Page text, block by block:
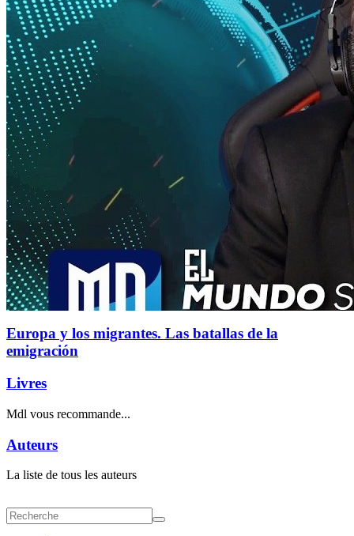
Europa y los migrantes. Las batallas de la
emigración
Livres
Mdl vous recommande...
Auteurs
La liste de tous les auteurs